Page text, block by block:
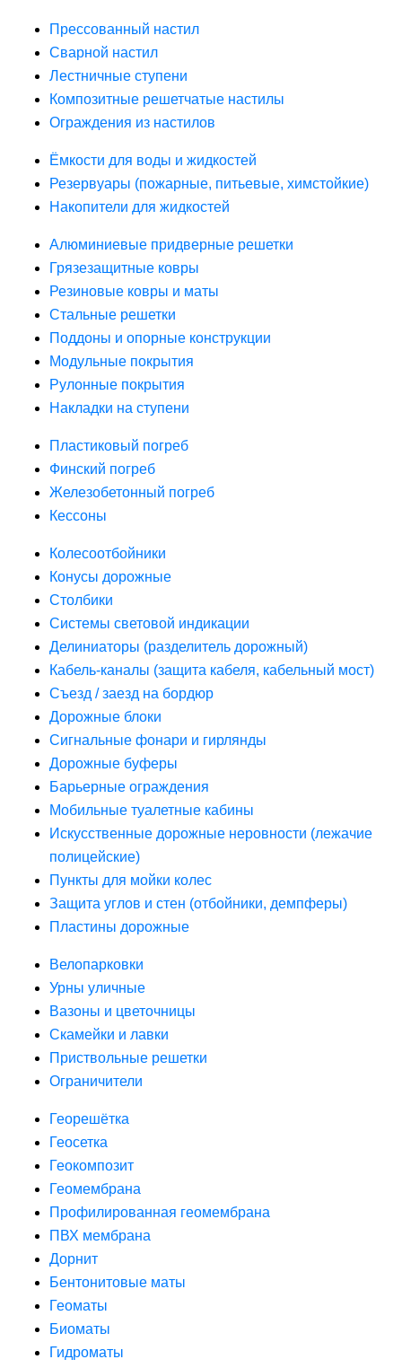
Прессованный настил
Сварной настил
Лестничные ступени
Композитные решетчатые настилы
Ограждения из настилов
Ёмкости для воды и жидкостей
Резервуары (пожарные, питьевые, химстойкие)
Накопители для жидкостей
Алюминиевые придверные решетки
Грязезащитные ковры
Резиновые ковры и маты
Стальные решетки
Поддоны и опорные конструкции
Модульные покрытия
Рулонные покрытия
Накладки на ступени
Пластиковый погреб
Финский погреб
Железобетонный погреб
Кессоны
Колесоотбойники
Конусы дорожные
Столбики
Системы световой индикации
Делиниаторы (разделитель дорожный)
Кабель-каналы (защита кабеля, кабельный мост)
Съезд / заезд на бордюр
Дорожные блоки
Сигнальные фонари и гирлянды
Дорожные буферы
Барьерные ограждения
Мобильные туалетные кабины
Искусственные дорожные неровности (лежачие
полицейские)
Пункты для мойки колес
Защита углов и стен (отбойники, демпферы)
Пластины дорожные
Велопарковки
Урны уличные
Вазоны и цветочницы
Скамейки и лавки
Приствольные решетки
Ограничители
Георешётка
Геосетка
Геокомпозит
Геомембрана
Профилированная геомембрана
ПВХ мембрана
Дорнит
Бентонитовые маты
Геоматы
Биоматы
Гидроматы